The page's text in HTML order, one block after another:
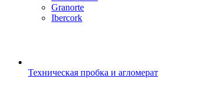
Granorte
Ibercork
Техническая пробка и агломерат